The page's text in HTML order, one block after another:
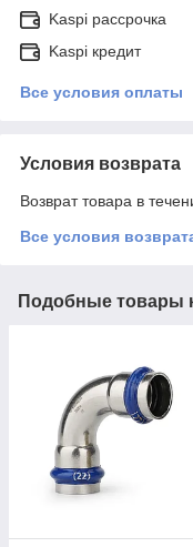
Kaspi рассрочка
Kaspi кредит
Все условия оплаты
Условия возврата
Возврат товара в
Все условия
Подобные товары